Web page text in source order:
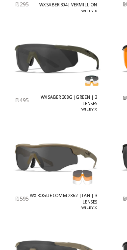
₪
WX SABER 304| VERMILLION
₪295
WILEY X
₪
WX SABER 308G |GREEN | 3
LENSES
₪495
WILEY X
₪
WX ROGUE COMM 2862 |TAN | 3
LENSES
₪595
WILEY X